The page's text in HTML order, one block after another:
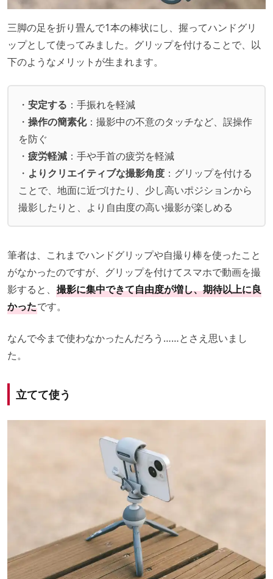
三脚の足を折り畳んで1本の棒状にし、握ってハンドグリ
ップとして使ってみました。グリップを付けることで、以
下のようなメリットが生まれます。
・ 安定する ：手振れを軽減
・ 操作の簡素化：撮影中の不意のタッチなど、誤操作
を防ぐ
・ 疲労軽減 ：手や手首の疲労を軽減
・ よりクリエイティブな撮影角度 ：グリップを付ける
ことで、地面に近づけたり、少し高いポジションから
撮影したりと、より自由度の高い撮影が楽しめる
筆者は、これまでハンドグリップや自撮り棒を使ったこと
がなかったのですが、グリップを付けてスマホで動画を撮
影すると、 撮影に集中できて自由度が増し、期待以上に良
かったです。
なんで今まで使わなかったんだろう……とさえ思いまし
た。
立てて使う